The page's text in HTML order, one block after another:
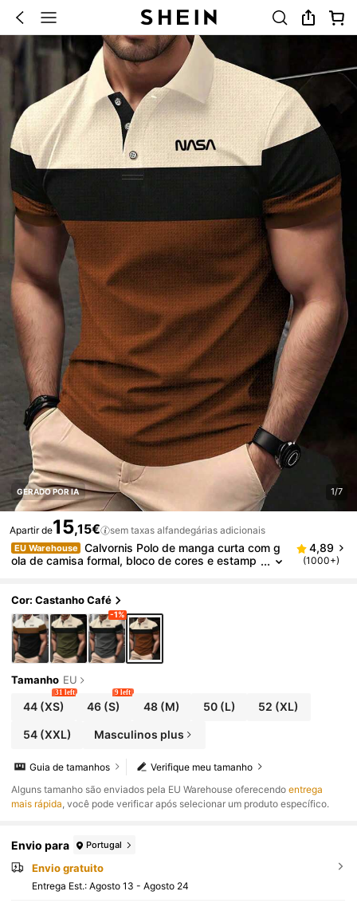
GERADO POR IA 1/7
Apartir de15,15€ sem taxas alfandegárias adicionais
EU Warehouse
Calvornis Polo de manga curta com g
ola de camisa formal, bloco de cores e estamp
4,89
(1000+)
Cor: Castanho Café
-1%
Tamanho EU
44(XS)
31 left
46 (S)
9 left
48(M) 50(L) 52 (XL)
54(XXL) Masculinos plus
Verifique meu tamanho
Guia de tamanhos
Alguns tamanho são enviados pela EU Warehouse oferecendoentrega
mais rápida, você pode verificar após selecionar um produto específico.
Envio para Portugal
Envio gratuito
Entrega Est.: Agosto 13 - Agosto 24